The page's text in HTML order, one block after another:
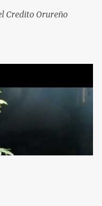
Credito Orureño